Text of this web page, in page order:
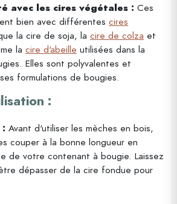
avec les cires végétales : Ces
bien avec différentes cires
la cire de soja, la cire de colza et
la cire d'abeille utilisées dans la
Elles sont polyvalentes et
formulations de bougies.
:
Avant d'utiliser les mèches en bois,
couper à la bonne longueur en
de votre contenant à bougie. Laissez
dépasser de la cire fondue pour